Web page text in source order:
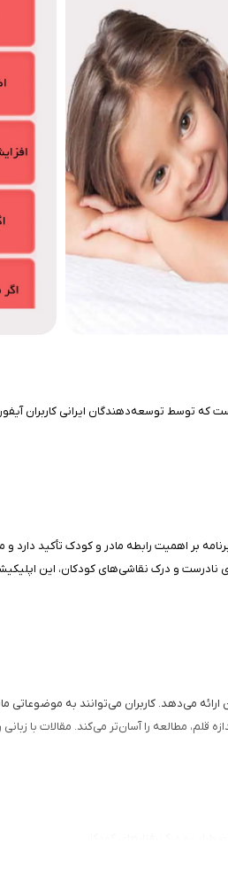
که توسط توسعه‌دهندگان ایرانی کاربران
بر اهمیت رابطه مادر و کودک تأکید
نادرست و درک نقاشی‌های کودکان، این
می‌دهد. کاربران می‌توانند به موضوعاتی
قلم، مطالعه را آسان‌تر می‌کند. مقالات با